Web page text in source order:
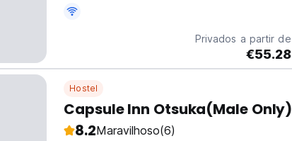
Privados a partir de
€55.28
Hostel
Capsule Inn Otsuka(Male Only)
8.2Maravilhoso(6)